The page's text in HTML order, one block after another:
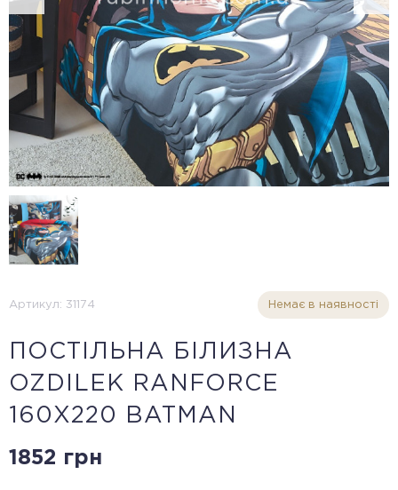
Артикул: 31174 Немає в наявності
ПОСТІЛЬНА БІЛИЗНА
OZDILEK RANFORCE
160Х220 BATMAN
1852 грн